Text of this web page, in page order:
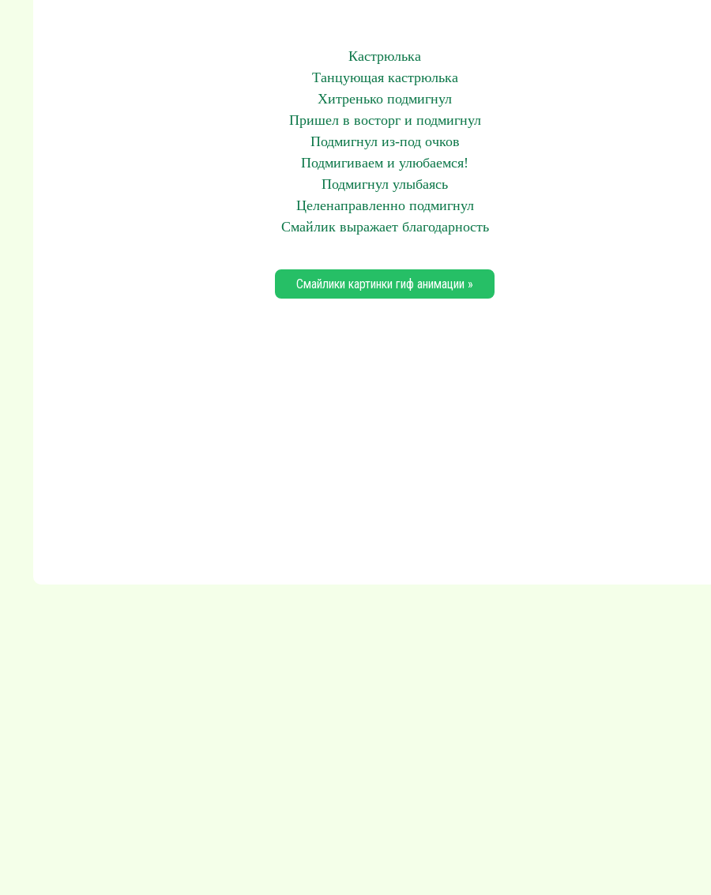
Кастрюлька
Танцующая кастрюлька
Хитренько подмигнул
Пришел в восторг и подмигнул
Подмигнул из-под очков
Подмигиваем и улюбаемся!
Подмигнул улыбаясь
Целенаправленно подмигнул
Смайлик выражает благодарность
Смайлики картинки гиф анимации »